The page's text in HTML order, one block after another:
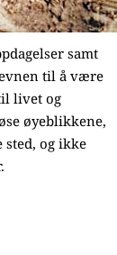
samt
til å være
livet og
øyeblikkene,
og ikke